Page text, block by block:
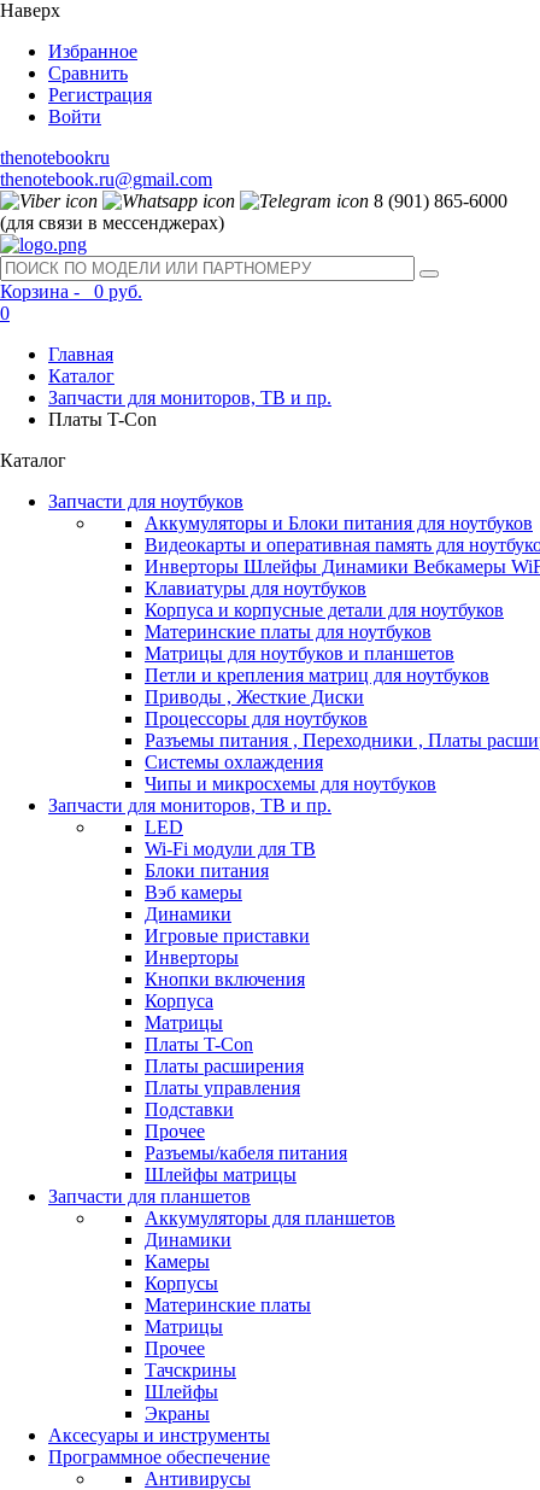
Наверх
Избранное
Сравнить
Регистрация
Войти
thenotebookru
thenotebook.ru@gmail.com
8 (901) 865-6000
(для связи в мессенджерах)
Корзина -
0 руб.
0
Главная
Каталог
Запчасти для мониторов, ТВ и пр.
Платы T-Con
Каталог
Запчасти для ноутбуков
Аккумуляторы и Блоки питания для ноутбуков
Видеокарты и оперативная память для
Инверторы Шлейфы Динамики Вебкамеры
Клавиатуры для ноутбуков
Корпуса и корпусные детали для ноутбуков
Материнские платы для ноутбуков
Матрицы для ноутбуков и планшетов
Петли и крепления матриц для ноутбуков
Приводы , Жесткие Диски
Процессоры для ноутбуков
Разъемы питания , Переходники , Платы
Системы охлаждения
Чипы и микросхемы для ноутбуков
Запчасти для мониторов, ТВ и пр.
LED
Wi-Fi модули для ТВ
Блоки питания
Вэб камеры
Динамики
Игровые приставки
Инверторы
Кнопки включения
Корпуса
Матрицы
Платы T-Con
Платы расширения
Платы управления
Подставки
Прочее
Разъемы/кабеля питания
Шлейфы матрицы
Запчасти для планшетов
Аккумуляторы для планшетов
Динамики
Камеры
Корпусы
Материнские платы
Матрицы
Прочее
Тачскрины
Шлейфы
Экраны
Аксесуары и инструменты
Программное обеспечение
Антивирусы